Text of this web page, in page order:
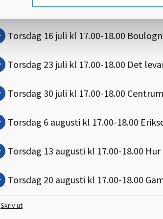
Torsdag 9 juli kl 17.00-18.00
Torsdag 16 juli kl 17.00-18.00
Torsdag 23 juli kl 17.00-18.00 Det
Torsdag 30 juli kl 17.00-18.00 Centrum
Torsdag 6 augusti kl 17.00-18.00
Torsdag 13 augusti kl 17.00-18.00
Torsdag 20 augusti kl 17.00-18.00
Skriv ut